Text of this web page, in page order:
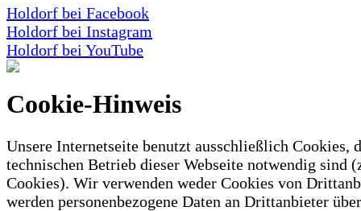
Holdorf bei Facebook
Holdorf bei Instagram
Holdorf bei YouTube
Cookie-Hinweis
Unsere Internetseite benutzt ausschließlich Cookies,
technischen Betrieb dieser Webseite notwendig sind
Cookies). Wir verwenden weder Cookies von
werden personenbezogene Daten an Drittanbieter